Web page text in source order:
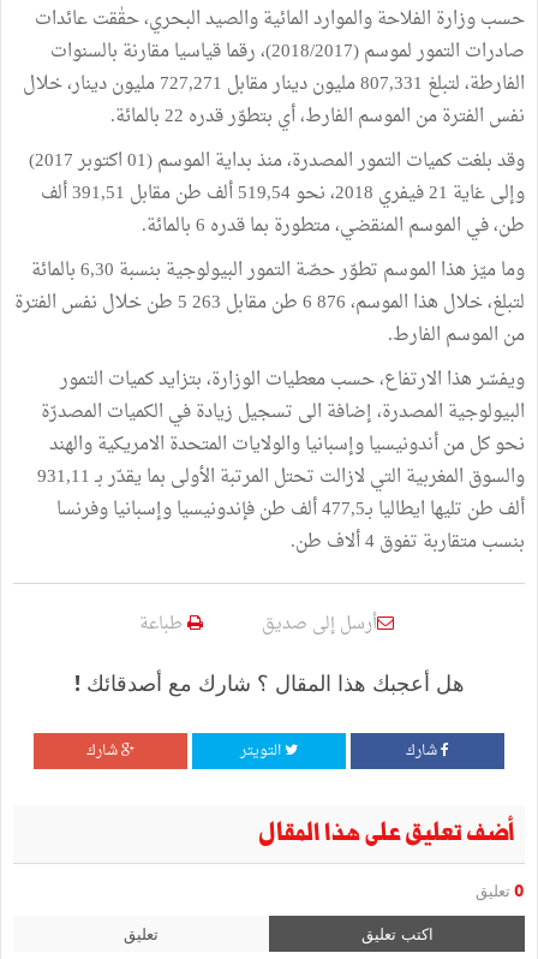
حسب وزارة الفلاحة والموارد المائية والصيد البحري، حقٰقت عائدات
صادرات التمور لموسم (2018/2017)، رقما قياسيا مقارنة بالسنوات
الفارطة، لتبلغ 807,331 مليون دينار مقابل 727,271 مليون دينار، خلال
نفس الفترة من الموسم الفارط، أي بتطوّر قدره 22 بالمائة.
وقد بلغت كميات التمور المصدرة، منذ بداية الموسم (01 اكتوبر 2017)
وإلى غاية 21 فيفري 2018، نحو 519,54 ألف طن مقابل 391,51 ألف
طن، في الموسم المنقضي، متطورة بما قدره 6 بالمائة.
وما ميّز هذا الموسم تطوّر حصّة التمور البيولوجية بنسبة 6,30 بالمائة
لتبلغ، خلال هذا الموسم، 876 6 طن مقابل 263 5 طن خلال نفس الفترة
من الموسم الفارط.
ويفسّر هذا الارتفاع، حسب معطيات الوزارة، بتزايد كميات التمور
البيولوجية المصدرة، إضافة الى تسجيل زيادة في الكميات المصدرّة
نحو كل من أندونيسيا وإسبانيا والولايات المتحدة الامريكية والهند
والسوق المغربية التي لازالت تحتل المرتبة الأولى بما يقدّر بـ 931,11
ألف طن تليها ايطاليا بـ477,5 ألف طن فإندونيسيا وإسبانيا وفرنسا
بنسب متقاربة تفوق 4 ألاف طن.
أرسل إلى صديق طباعة
هل أعجبك هذا المقال ؟ شارك مع أصدقائك !
شارك التويتر شارك
أضف تعليق على هذا المقال
0 تعليق
اكتب تعليق تعليق